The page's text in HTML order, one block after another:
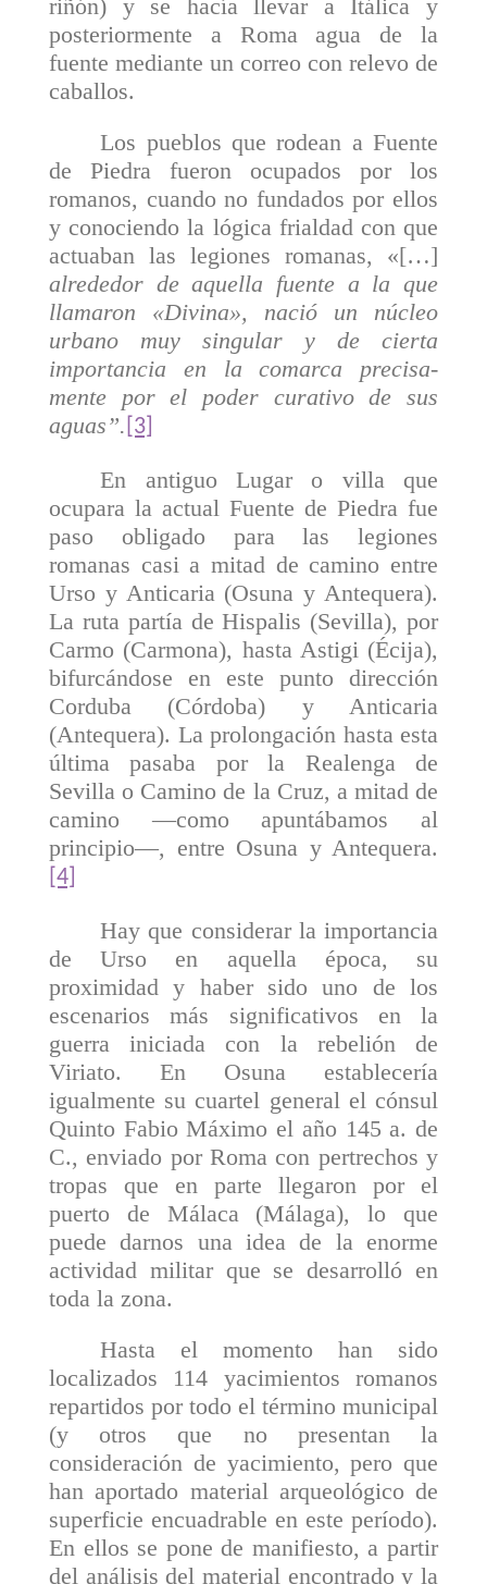
riñón) y se hacía llevar a Itálica y
posteriormente a Roma agua de la
fuente mediante un correo con relevo de
caballos.
Los pueblos que rodean a Fuente
de Piedra fueron ocupados por los
romanos, cuando no fundados por ellos
y conociendo la lógica frialdad con que
actuaban las legiones romanas,
«[…]
alrededor de aquella fuente a la que
llamaron «Divina», nació un núcleo
urbano muy singular y de cierta
importancia en la comarca precisa­
mente por el poder curativo de sus
aguas”. [3]
En antiguo Lugar o villa que
ocupara la actual Fuente de Piedra fue
paso obligado para las legiones
romanas casi a mitad de camino entre
Urso y Anticaria (Osuna y Antequera).
La ruta partía de Hispalis (Sevilla), por
Carmo (Carmona), hasta Astigi (Écija),
bifurcándose en este punto dirección
Corduba (Córdoba) y Anticaria
(Antequera). La prolongación hasta esta
última pasaba por la Realenga de
Sevilla o Camino de la Cruz, a mitad de
camino —como apuntábamos al
principio—, entre Osuna y Antequera.
[4]
Hay que considerar la importancia
de Urso en aquella época, su
proximidad y haber sido uno de los
escenarios más significativos en la
guerra iniciada con la rebelión de
Viriato. En Osuna establecería
igualmente su cuartel general el cónsul
Quinto Fabio Máximo el año 145 a. de
C., enviado por Roma con pertrechos y
tropas que en parte llegaron por el
puerto de Málaca (Málaga), lo que
puede darnos una idea de la enorme
actividad militar que se desarrolló en
toda la zona.
Hasta el momento han sido
localizados 114 yaci­mientos romanos
repartidos por todo el término munici­pal
(y otros que no presentan la
consideración de yacimiento, pero que
han aportado material arqueológico de
superfi­cie encuadrable en este período).
En ellos se pone de manifiesto, a partir
del análisis del material encontrado y la